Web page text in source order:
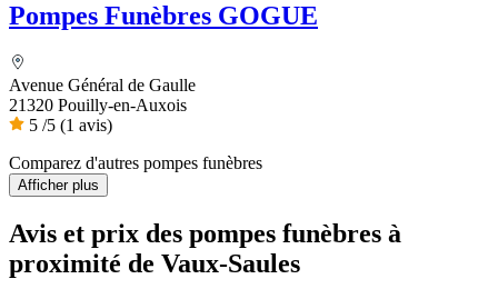
Pompes Funèbres GOGUE
Avenue Général de Gaulle
21320 Pouilly-en-Auxois
5 /5 (1 avis)
Comparez d'autres pompes funèbres
Afficher plus
Avis et prix des pompes funèbres à
proximité de Vaux-Saules